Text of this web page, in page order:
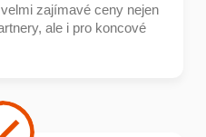
zajímavé ceny nejen
ale i pro koncové